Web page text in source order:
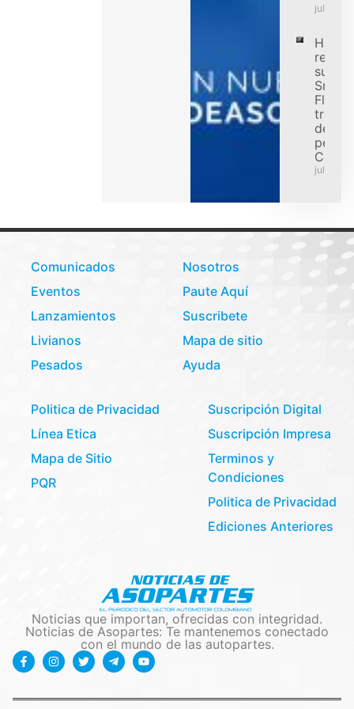
julio 31,
su
Smart
Flex
de
julio 31,
Comunicados
Eventos
Lanzamientos
Livianos
Pesados
Nosotros
Paute Aquí
Suscribete
Mapa de sitio
Ayuda
Politica de Privacidad
Línea Etica
Mapa de Sitio
PQR
Suscripción Digital
Suscripción Impresa
Terminos y
Condiciones
Politica de Privacidad
Ediciones Anteriores
Noticias que importan, ofrecidas con integridad.
Noticias de Asopartes: Te mantenemos conectado
con el mundo de las autopartes.